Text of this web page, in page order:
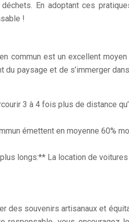
En adoptant ces
!
est un excellent
paysage et de s’immerger
3 à 4 fois plus de distance
émettent en moyenne 60%
longs:** La location de
des souvenirs artisanaux et